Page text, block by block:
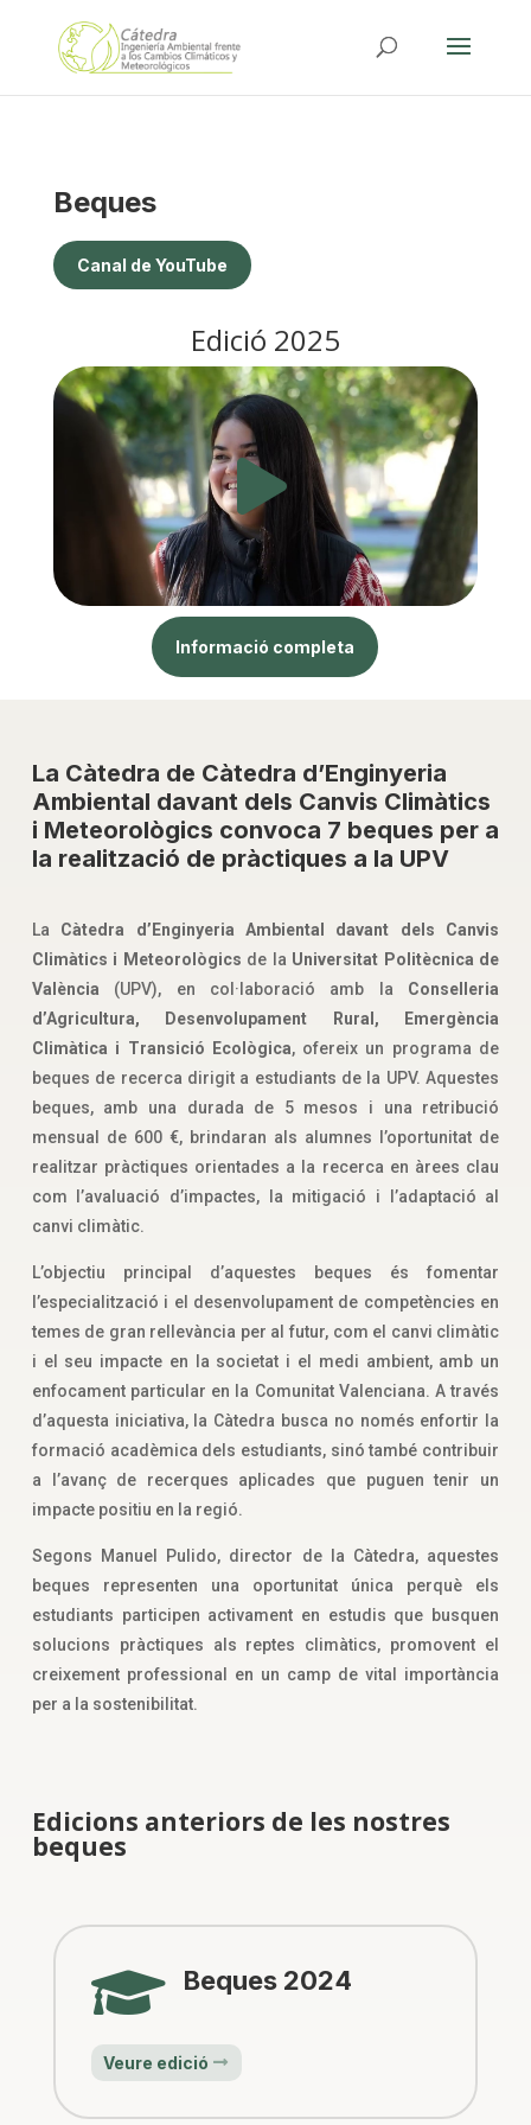
Beques
Canal de YouTube
Edició 2025
Informació completa
La Càtedra de Càtedra d’Enginyeria
Ambiental davant dels Canvis Climàtics
i Meteorològics convoca 7 beques per a
la realització de pràctiques a la UPV
La Càtedra d’Enginyeria Ambiental davant dels Canvis
Climàtics i Meteorològics de la Universitat Politècnica de
València (UPV), en col·laboració amb la Conselleria
d’Agricultura, Desenvolupament Rural, Emergència
Climàtica i Transició Ecològica, ofereix un programa de
beques de recerca dirigit a estudiants de la UPV. Aquestes
beques, amb una durada de 5 mesos i una retribució
mensual de 600 €, brindaran als alumnes l’oportunitat de
realitzar pràctiques orientades a la recerca en àrees clau
com l’avaluació d’impactes, la mitigació i l’adaptació al
canvi climàtic.
L’objectiu principal d’aquestes beques és fomentar
l’especialització i el desenvolupament de competències en
temes de gran rellevància per al futur, com el canvi climàtic
i el seu impacte en la societat i el medi ambient, amb un
enfocament particular en la Comunitat Valenciana. A través
d’aquesta iniciativa, la Càtedra busca no només enfortir la
formació acadèmica dels estudiants, sinó també contribuir
a l’avanç de recerques aplicades que puguen tenir un
impacte positiu en la regió.
Segons Manuel Pulido, director de la Càtedra, aquestes
beques representen una oportunitat única perquè els
estudiants participen activament en estudis que busquen
solucions pràctiques als reptes climàtics, promovent el
creixement professional en un camp de vital importància
per a la sostenibilitat.
Edicions anteriors de les nostres
beques
 Beques 2024
Veure edició